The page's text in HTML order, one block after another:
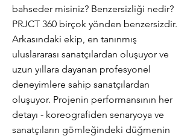
bahseder misiniz? Benzersizliği nedir?
PRJCT 360 birçok yönden benzersizdir.
Arkasındaki ekip, en tanınmış
uluslararası sanatçılardan oluşuyor ve
uzun yıllara dayanan profesyonel
deneyimlere sahip sanatçılardan
oluşuyor. Projenin performansının her
detayı - koreografiden senaryoya ve
sanatçıların gömleğindeki düğmenin